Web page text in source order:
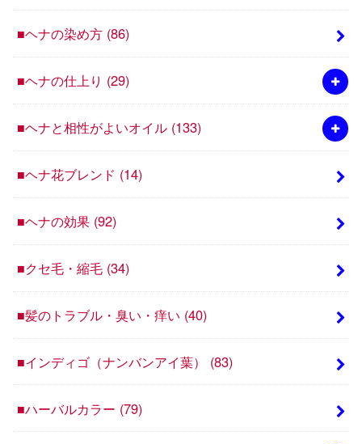
■ヘナの染め方 (86)
■ヘナの仕上り (29)
■ヘナと相性がよいオイル (133)
■ヘナ花ブレンド (14)
■ヘナの効果 (92)
■クセ毛・縮毛 (34)
■髪のトラブル・臭い・痒い (40)
■インディゴ（ナンバンアイ葉） (83)
■ハーバルカラー (79)